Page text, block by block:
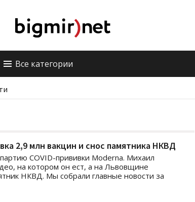
Все категории
2,9 млн вакцин и снос памятника НКВД
COVID-прививки Moderna. Михаил
на котором он ест, а на Львовщине
НКВД. Мы собрали главные новости за